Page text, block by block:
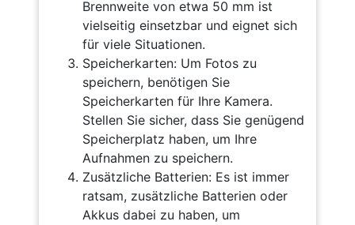
Brennweite von etwa 50 mm ist
vielseitig einsetzbar und eignet sich
für viele Situationen.
Speicherkarten: Um Fotos zu
speichern, benötigen Sie
Speicherkarten für Ihre Kamera.
Stellen Sie sicher, dass Sie genügend
Speicherplatz haben, um Ihre
Aufnahmen zu speichern.
Zusätzliche Batterien: Es ist immer
ratsam, zusätzliche Batterien oder
Akkus dabei zu haben, um